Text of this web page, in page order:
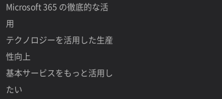
Microsoft 365 の徹底的な活
用
テクノロジーを活用した生産
性向上
基本サービスをもっと活用し
たい